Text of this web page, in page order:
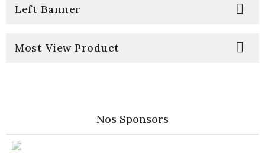
Left Banner 
Most View Product 
Nos Sponsors